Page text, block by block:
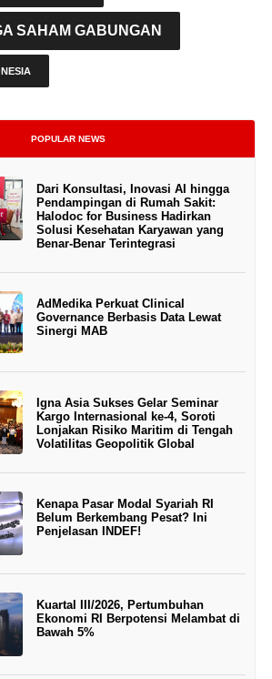
SAHAM GABUNGAN
POPULAR NEWS
Dari Konsultasi, Inovasi AI hingga
Pendampingan di Rumah Sakit:
Halodoc for Business Hadirkan
Solusi Kesehatan Karyawan yang
Benar-Benar Terintegrasi
AdMedika Perkuat Clinical
Governance Berbasis Data Lewat
Sinergi MAB
Igna Asia Sukses Gelar Seminar
Kargo Internasional ke-4, Soroti
Lonjakan Risiko Maritim di Tengah
Volatilitas Geopolitik Global
Kenapa Pasar Modal Syariah RI
Belum Berkembang Pesat? Ini
Penjelasan INDEF!
Kuartal III/2026, Pertumbuhan
Ekonomi RI Berpotensi Melambat di
Bawah 5%